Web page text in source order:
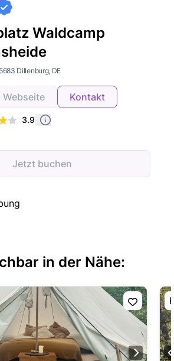
Waldcamp
Dillenburg, DE
Webseite Kontakt
3.9
Jetzt buchen
in der Nähe: